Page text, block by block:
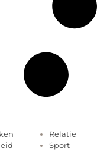
Relatie
Sport